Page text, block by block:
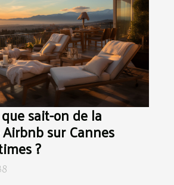
sait-on de la
sur Cannes
?